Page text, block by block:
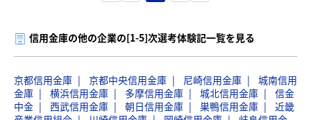
信用金庫の他の企業の[1-5]次選考体験記一覧を見る
京都信用金庫 京都中央信用金庫 尼崎信用金庫
城南信用
金庫
横浜信用金庫 多摩信用金庫 城北信用金庫
信金
中金
西武信用金庫 朝日信用金庫 巣鴨信用金庫
近畿